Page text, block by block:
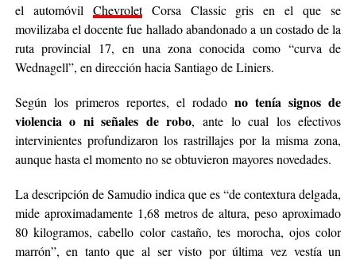
el automóvil ChevroletCorsa Classic gris en el que se
movilizaba el docente fue hallado abandonado a un costado de la
ruta provincial 17, en una zona conocida como “curva de
Wednagell”, en dirección hacia Santiago de Liniers.
Según los primeros reportes, el rodadono tenía signos de
violencia o ni señales de robo, ante lo cual los efectivos
intervinientes profundizaron los rastrillajes por la misma zona,
aunque hasta el momento no se obtuvieron mayores novedades.
La descripción de Samudio indica que es “de contextura delgada,
mide aproximadamente 1,68 metros de altura, peso aproximado
80 kilogramos, cabello color castaño, tes morocha, ojos color
marrón”, en tanto que al ser visto por última vez vestía un